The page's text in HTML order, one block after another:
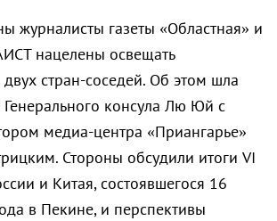
журналисты газеты «Областная» и
нацелены освещать
двух стран-соседей. Об этом шла
Генерального консула Лю Юй с
медиа-центра «Приангарье»
Стороны обсудили итоги VI
и Китая, состоявшегося 16
в Пекине, и перспективы